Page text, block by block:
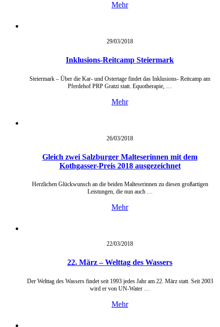
Mehr
29/03/2018
Inklusions-Reitcamp Steiermark
Steiermark – Über die Kar- und Ostertage findet das Inklusions- Reitcamp am
Pferdehof PRP Gratzi statt. Equotherapie, …
Mehr
26/03/2018
Gleich zwei Salzburger Malteserinnen mit dem
Kothgasser-Preis 2018 ausgezeichnet
Herzlichen Glückwunsch an die beiden Malteserinnen zu diesen großartigen
Leistungen, die nun auch …
Mehr
22/03/2018
22. März – Welttag des Wassers
Der Welttag des Wassers findet seit 1993 jedes Jahr am 22. März statt. Seit 2003
wird er von UN-Water …
Mehr